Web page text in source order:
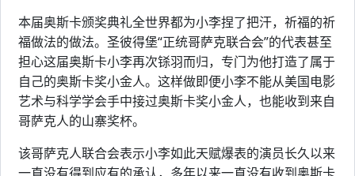
本届奥斯卡颁奖典礼全世界都为小李捏了把汗，祈福的祈
福做法的做法。圣彼得堡“正统哥萨克联合会”的代表甚至
担心这届奥斯卡小李再次铩羽而归，专门为他打造了属于
自己的奥斯卡奖小金人。这样做即便小李不能从美国电影
艺术与科学学会手中接过奥斯卡奖小金人，也能收到来自
哥萨克人的山寨奖杯。
该哥萨克人联合会表示小李如此天赋爆表的演员长久以来